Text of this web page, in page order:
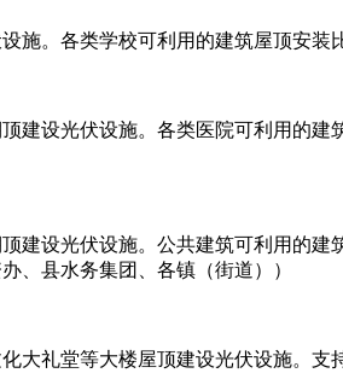
。各类学校可利用的建筑屋顶安装
设光伏设施。各类医院可利用的
设光伏设施。公共建筑可利用的
、县水务集团、各镇（街道））
大礼堂等大楼屋顶建设光伏设施。